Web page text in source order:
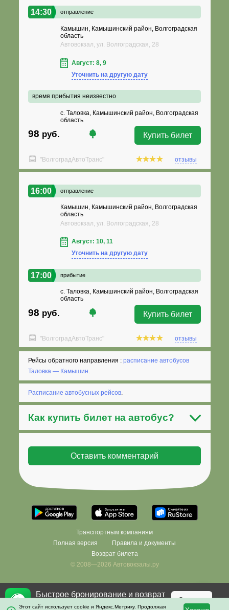
14:30 отправление
Камышин, Камышинский район, Волгоградская
область
Автовокзал, ул. Волгоградская, 28
Август: 8, 9
Уточнить на другую дату
время прибытия неизвестно
с. Таловка, Камышинский район, Волгоградская
область
98 руб. Купить билет
"ВолгоградАвтоТранс" отзывы
16:00 отправление
Камышин, Камышинский район, Волгоградская
область
Автовокзал, ул. Волгоградская, 28
Август: 10, 11
Уточнить на другую дату
17:00 прибытие
с. Таловка, Камышинский район, Волгоградская
область
98 руб. Купить билет
"ВолгоградАвтоТранс" отзывы
Рейсы обратного направления :расписание автобусов
Таловка — Камышин
Расписание автобусных рейсов
Как купить билет на автобус?
Фильтровать
Транспортным компаниям
Полная версия
Правила и документы
Возврат билета
© 2008—2026 Автовокзалы.ру
Этот сайт использует cookie и Яндекс.Метрику. Продолжая
Быстрое бронирование и возврат
билетов в приложении!
×